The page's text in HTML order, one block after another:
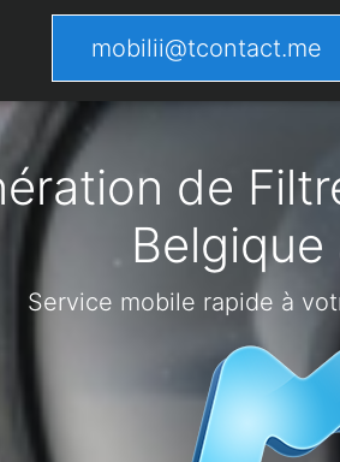
mobilii@tcontact.me
de
Service mobile rapide à